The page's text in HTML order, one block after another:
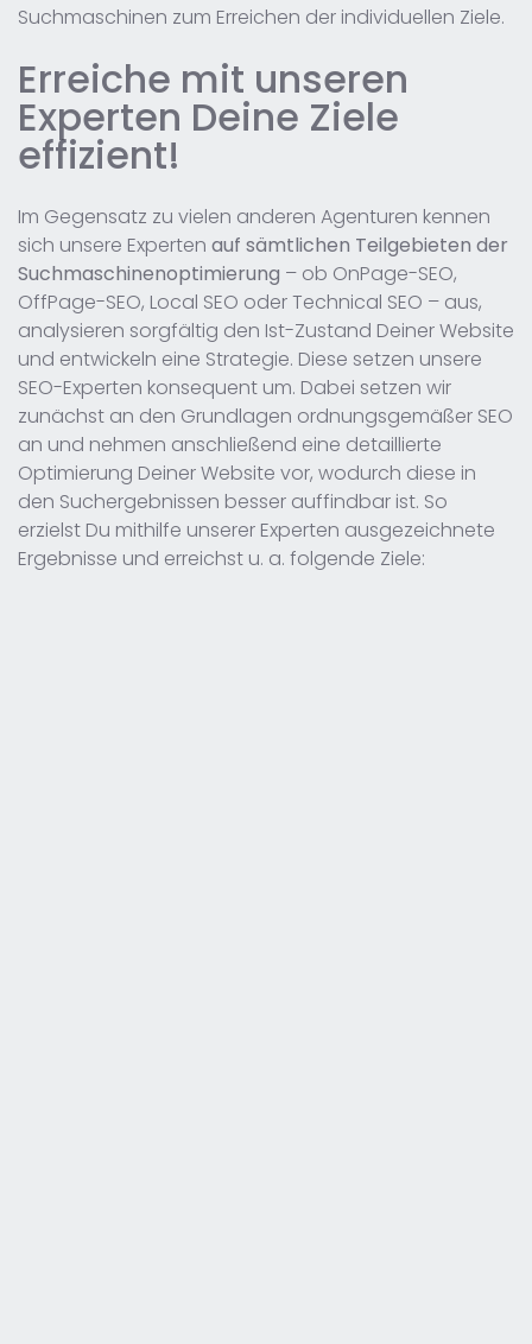
Suchmaschinen zum Erreichen der individuellen Ziele.
Erreiche mit unseren
Experten Deine Ziele
effizient!
Im Gegensatz zu vielen anderen Agenturen kennen
sich unsere Experten auf sämtlichen Teilgebieten der
Suchmaschinenoptimierung – ob OnPage-SEO,
OffPage-SEO, Local SEO oder Technical SEO – aus,
analysieren sorgfältig den Ist-Zustand Deiner Website
und entwickeln eine Strategie. Diese setzen unsere
SEO-Experten konsequent um. Dabei setzen wir
zunächst an den Grundlagen ordnungsgemäßer SEO
an und nehmen anschließend eine detaillierte
Optimierung Deiner Website vor, wodurch diese in
den Suchergebnissen besser auffindbar ist. So
erzielst Du mithilfe unserer Experten ausgezeichnete
Ergebnisse und erreichst u. a. folgende Ziele: